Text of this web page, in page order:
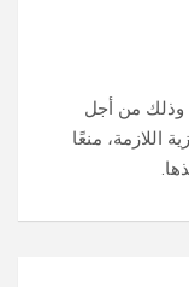
وذلك من أجل
اللازمة، منعًا